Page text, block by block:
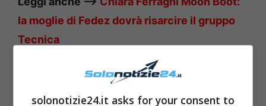
la moglie di Fedez dovrà risarcire il gruppo
Tecnica
solonotizie24.it asks for your consent to